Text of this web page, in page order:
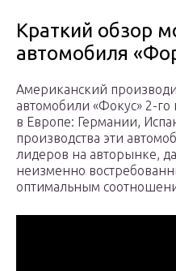
Краткий обзор
автомобиля
Американский
автомобили «Фокус» 2-
в Европе: Германии,
производства эти
лидеров на авторынке,
неизменно
оптимальным